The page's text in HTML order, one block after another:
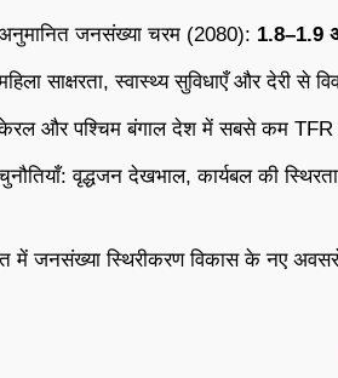
जनसंख्या चरम (2080): 1.8–1.9
साक्षरता, स्वास्थ्य सुविधाएँ और देरी
और पश्चिम बंगाल देश में सबसे कम TFR
वृद्धजन देखभाल, कार्यबल की
में जनसंख्या स्थिरीकरण विकास के नए